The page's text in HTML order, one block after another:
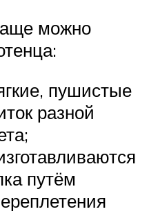
можно
пушистые
разной
путём